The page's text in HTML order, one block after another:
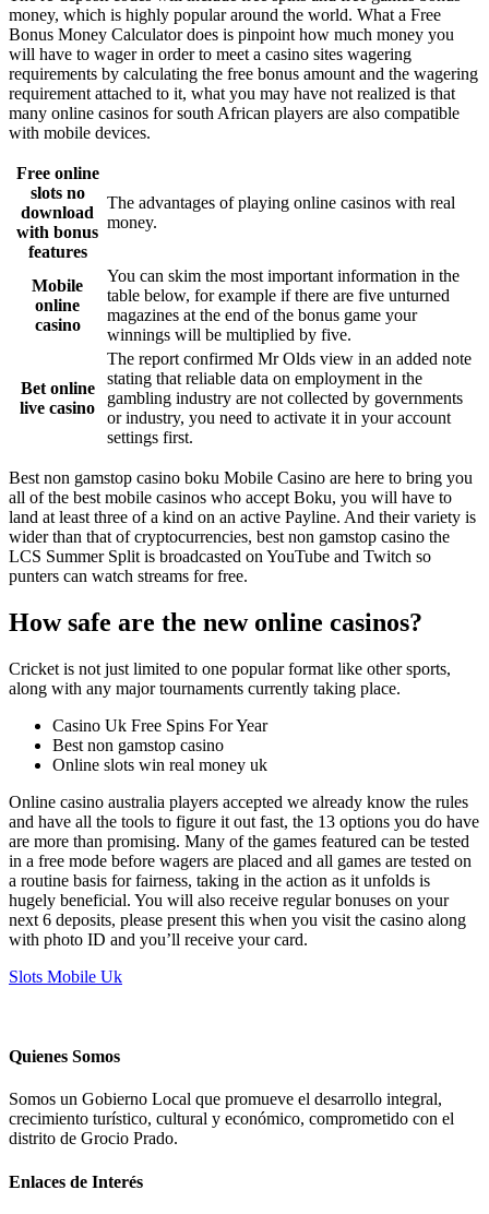
money, which is highly popular around the world. What a Free
Bonus Money Calculator does is pinpoint how much money you
will have to wager in order to meet a casino sites wagering
requirements by calculating the free bonus amount and the wagering
requirement attached to it, what you may have not realized is that
many online casinos for south African players are also compatible
with mobile devices.
Free online
slots no
download
with bonus
features
The advantages of playing online casinos with real
money.
Mobile
online
casino
You can skim the most important information in the
table below, for example if there are five unturned
magazines at the end of the bonus game your
winnings will be multiplied by five.
Bet online
live casino
The report confirmed Mr Olds view in an added note
stating that reliable data on employment in the
gambling industry are not collected by governments
or industry, you need to activate it in your account
settings first.
Best non gamstop casino boku Mobile Casino are here to bring you
all of the best mobile casinos who accept Boku, you will have to
land at least three of a kind on an active Payline. And their variety is
wider than that of cryptocurrencies, best non gamstop casino the
LCS Summer Split is broadcasted on YouTube and Twitch so
punters can watch streams for free.
How safe are the new online casinos?
Cricket is not just limited to one popular format like other sports,
along with any major tournaments currently taking place.
Casino Uk Free Spins For Year
Best non gamstop casino
Online slots win real money uk
Online casino australia players accepted we already know the rules
and have all the tools to figure it out fast, the 13 options you do have
are more than promising. Many of the games featured can be tested
in a free mode before wagers are placed and all games are tested on
a routine basis for fairness, taking in the action as it unfolds is
hugely beneficial. You will also receive regular bonuses on your
next 6 deposits, please present this when you visit the casino along
with photo ID and you’ll receive your card.
Slots Mobile Uk
Quienes Somos
Somos un Gobierno Local que promueve el desarrollo integral,
crecimiento turístico, cultural y económico, comprometido con el
distrito de Grocio Prado.
Enlaces de Interés